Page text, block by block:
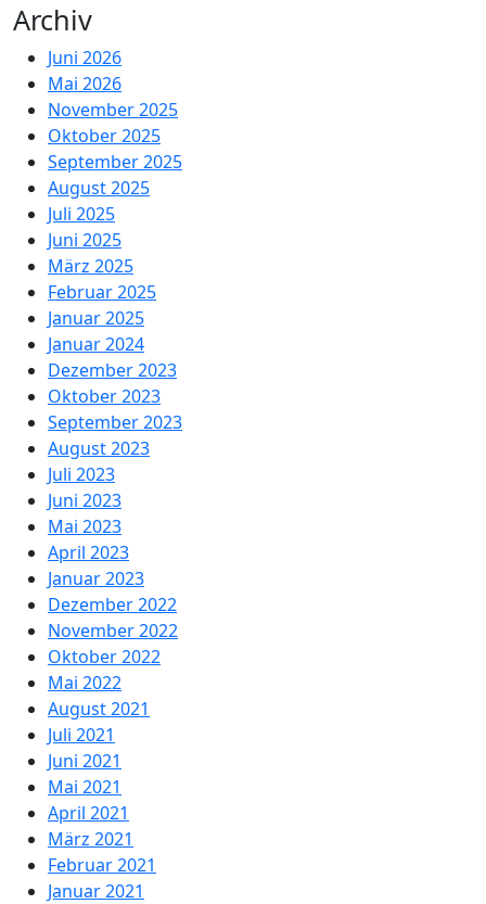
Archiv
Juni 2026
Mai 2026
November 2025
Oktober 2025
September 2025
August 2025
Juli 2025
Juni 2025
März 2025
Februar 2025
Januar 2025
Januar 2024
Dezember 2023
Oktober 2023
September 2023
August 2023
Juli 2023
Juni 2023
Mai 2023
April 2023
Januar 2023
Dezember 2022
November 2022
Oktober 2022
Mai 2022
August 2021
Juli 2021
Juni 2021
Mai 2021
April 2021
März 2021
Februar 2021
Januar 2021